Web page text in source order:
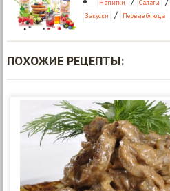
Напитки Салаты
Закуски / Первые блюда
ПОХОЖИЕ РЕЦЕПТЫ: